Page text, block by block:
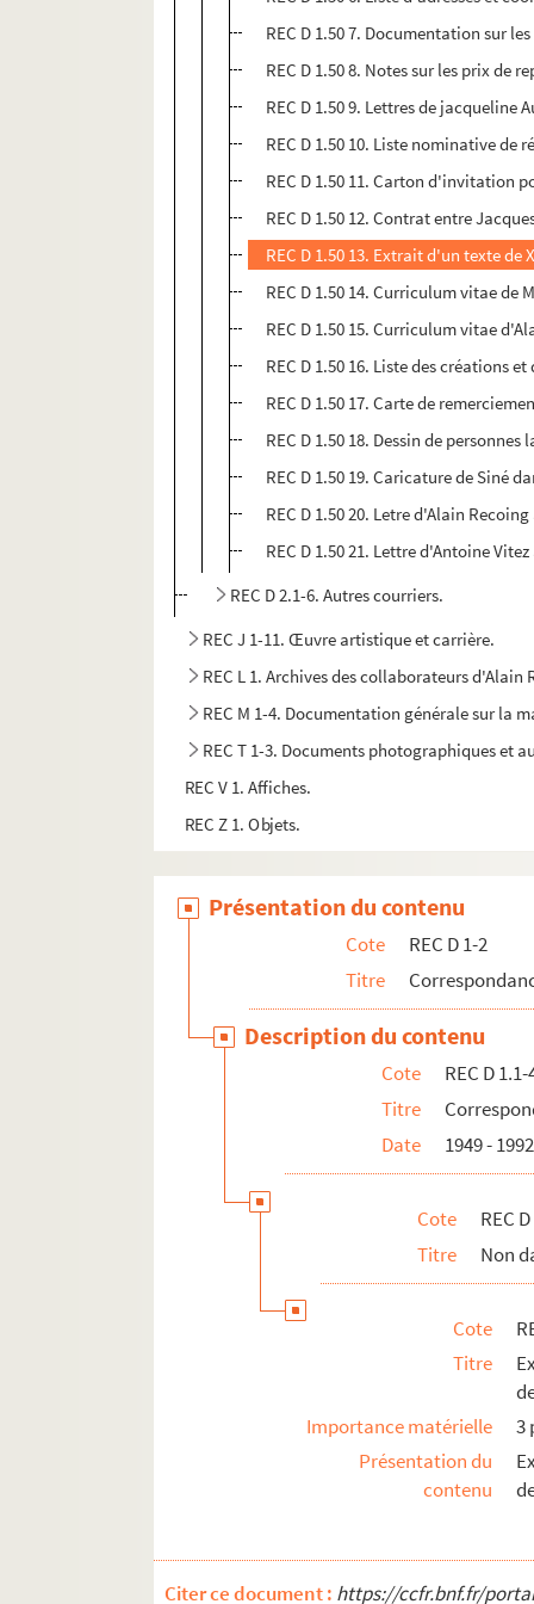
REC D 1.50 7. Documentation sur
REC D 1.50 8. Notes sur les prix de
REC D 1.50 9. Lettres de jacqueline
REC D 1.50 10. Liste nominative de
REC D 1.50 11. Carton d'invitation
REC D 1.50 12. Contrat entre
REC D 1.50 13. Extrait d'un texte
REC D 1.50 14. Curriculum vitae de
REC D 1.50 15. Curriculum vitae
REC D 1.50 16. Liste des créations
REC D 1.50 17. Carte de
REC D 1.50 18. Dessin de
REC D 1.50 19. Caricature de Siné
REC D 1.50 20. Letre d'Alain
REC D 1.50 21. Lettre d'Antoine
REC D 2.1-6. Autres courriers.
REC J 1-11. Œuvre artistique et carrière.
REC L 1. Archives des collaborateurs d'Alain
REC M 1-4. Documentation générale sur la
REC T 1-3. Documents photographiques et
REC V 1. Affiches.
REC Z 1. Objets.
Présentation du contenu
Cote
REC D 1-2
Titre
Description du contenu
Cote
REC D
Titre
Date
1949 - 1992
Cote
REC
Titre
Non
Cote
Titre
Importance matérielle
3
Présentation du
contenu
Citer ce document : https://ccfr.bnf.fr/